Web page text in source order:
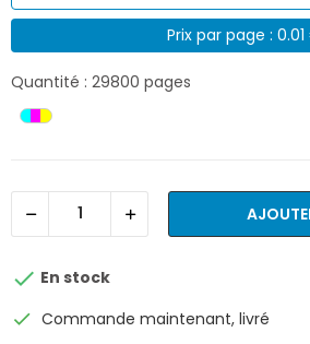
Prix par page :
Quantité : 29800 pages
 En stock
check Commande maintenant, livré